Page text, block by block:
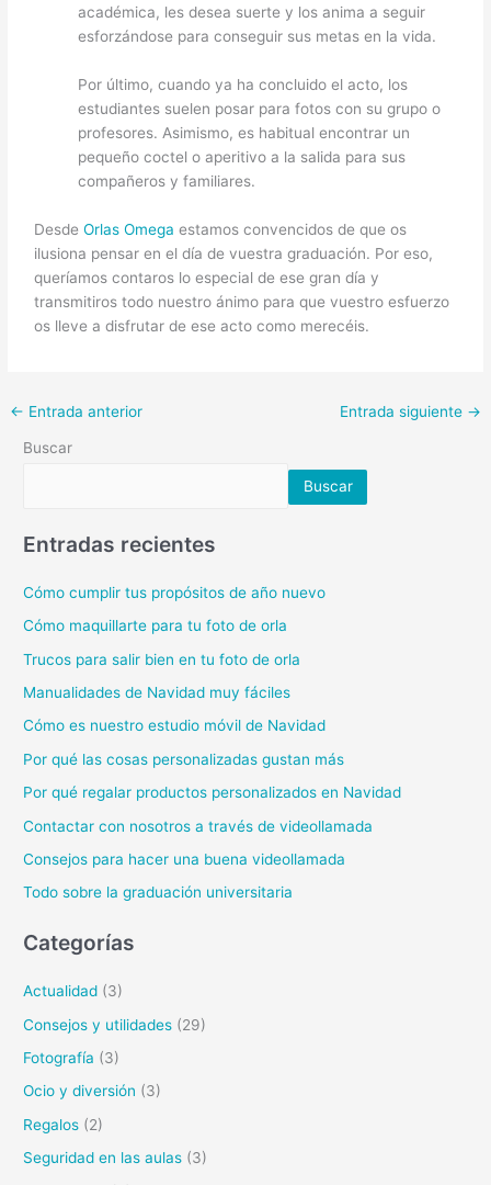
académica, les desea suerte y los anima a seguir
esforzándose para conseguir sus metas en la vida.
Por último, cuando ya ha concluido el acto, los
estudiantes suelen posar para fotos con su grupo o
profesores. Asimismo, es habitual encontrar un
pequeño coctel o aperitivo a la salida para sus
compañeros y familiares.
DesdeOrlas Omega estamos convencidos de que os
ilusiona pensar en el día de vuestra graduación. Por eso,
queríamos contaros lo especial de ese gran día y
transmitiros todo nuestro ánimo para que vuestro esfuerzo
os lleve a disfrutar de ese acto como merecéis.
← Entrada anterior Entrada siguiente →
Buscar
Buscar
Entradas recientes
Cómo cumplir tus propósitos de año nuevo
Cómo maquillarte para tu foto de orla
Trucos para salir bien en tu foto de orla
Manualidades de Navidad muy fáciles
Cómo es nuestro estudio móvil de Navidad
Por qué las cosas personalizadas gustan más
Por qué regalar productos personalizados en Navidad
Contactar con nosotros a través de videollamada
Consejos para hacer una buena videollamada
Todo sobre la graduación universitaria
Categorías
Actualidad (3)
Consejos y utilidades (29)
Fotografía (3)
Ocio y diversión (3)
Regalos (2)
Seguridad en las aulas (3)